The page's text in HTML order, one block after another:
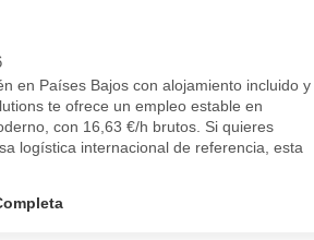
en Países Bajos con alojamiento incluido y
te ofrece un empleo estable en
con 16,63 €/h brutos. Si quieres
logística internacional de referencia, esta